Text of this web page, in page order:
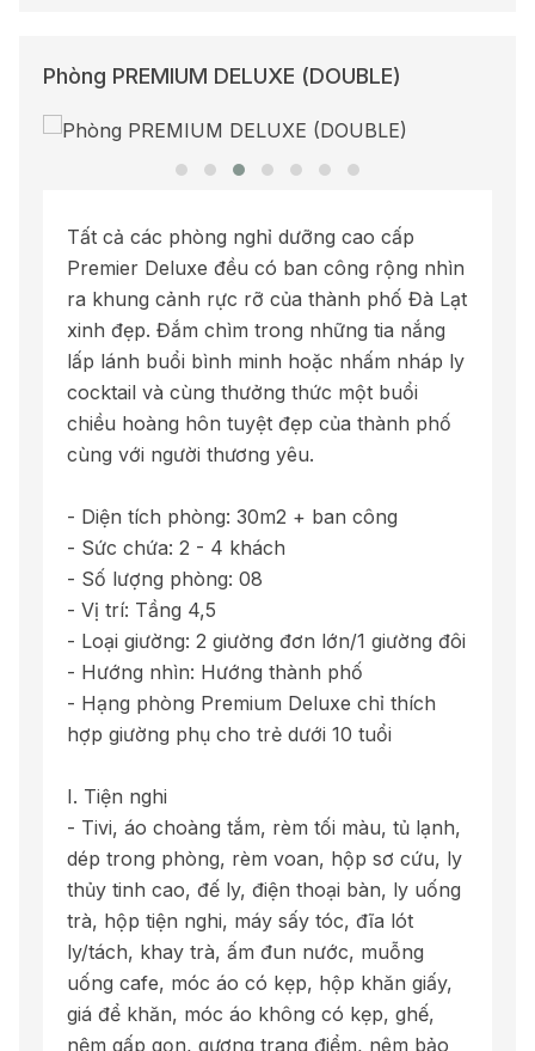
Phòng PREMIUM DELUXE (DOUBLE)
Tất cả các phòng nghỉ dưỡng cao cấp
Premier Deluxe đều có ban công rộng nhìn
ra khung cảnh rực rỡ của thành phố Đà Lạt
xinh đẹp. Đắm chìm trong những tia nắng
lấp lánh buổi bình minh hoặc nhấm nháp ly
cocktail và cùng thưởng thức một buổi
chiều hoàng hôn tuyệt đẹp của thành phố
cùng với người thương yêu.
- Diện tích phòng: 30m2 + ban công
- Sức chứa: 2 - 4 khách
- Số lượng phòng: 08
- Vị trí: Tầng 4,5
- Loại giường: 2 giường đơn lớn/1 giường đôi
- Hướng nhìn: Hướng thành phố
- Hạng phòng Premium Deluxe chỉ thích
hợp giường phụ cho trẻ dưới 10 tuổi
I. Tiện nghi
- Tivi, áo choàng tắm, rèm tối màu, tủ lạnh,
dép trong phòng, rèm voan, hộp sơ cứu, ly
thủy tinh cao, đế ly, điện thoại bàn, ly uống
trà, hộp tiện nghi, máy sấy tóc, đĩa lót
ly/tách, khay trà, ấm đun nước, muỗng
uống cafe, móc áo có kẹp, hộp khăn giấy,
giá để khăn, móc áo không có kẹp, ghế,
nệm gấp gọn, gương trang điểm, nêm bảo